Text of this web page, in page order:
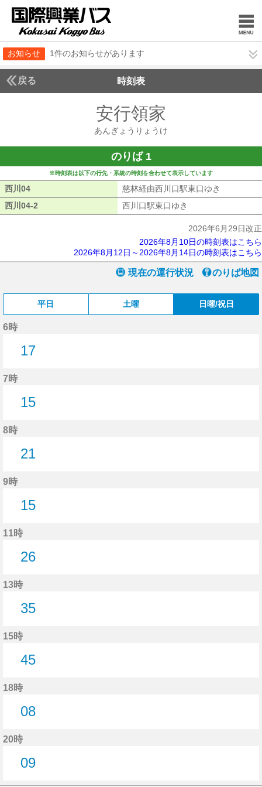
お知らせ 1件のお知らせがあります
戻る 時刻表
安行領家
あんぎょうりょうけ
のりば 1
※時刻表は以下の行先・系統の時刻を合わせて表示しています
西川04 慈林経由西川口駅東口ゆき
西川04-2
西川口駅東口ゆき
2026年6月29日改正
2026年8月10日の時刻表はこちら
2026年8月12日～2026年8月14日の時刻表はこちら
現在の運行状況 のりば地図
平日 土曜 日曜/祝日
6時
17
7時
15
8時
21
9時
15
11時
26
13時
35
15時
45
18時
08
20時
09